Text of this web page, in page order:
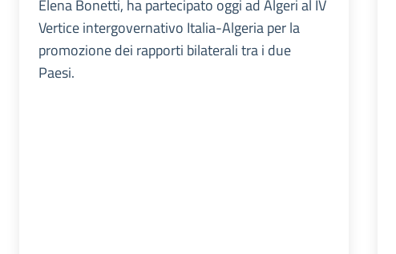
Elena Bonetti, ha partecipato oggi ad Algeri al IV
Vertice intergovernativo Italia-Algeria per la
promozione dei rapporti bilaterali tra i due
Paesi.